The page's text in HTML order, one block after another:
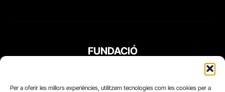
Per a oferir les millors experiències, utilitzem tecnologies com les cookies per a
FUNDACIÓ